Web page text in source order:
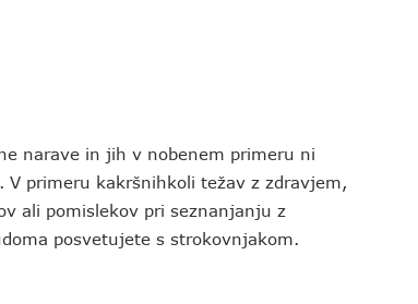
narave in jih v nobenem primeru ni
primeru kakršnihkoli težav z zdravjem,
ali pomislekov pri seznanjanju z
posvetujete s strokovnjakom.